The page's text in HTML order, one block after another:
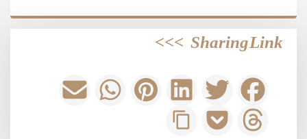
Sharing Link
>>>